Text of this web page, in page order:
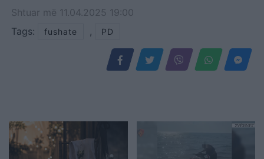
Shtuar më 11.04.2025 19:00
Tags:
fushate , PD